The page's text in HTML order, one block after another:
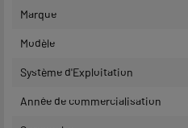
Marque
Modèle
Système d'Exploitation
Année de commercialisation